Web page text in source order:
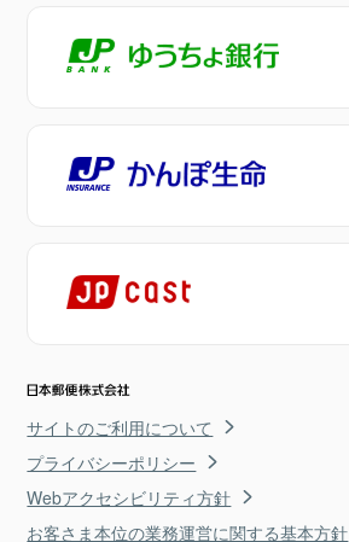
サイトのご利用について
プライバシーポリシー
Webアクセシビリティ方針
お客さま本位の業務運営に関する基本方針